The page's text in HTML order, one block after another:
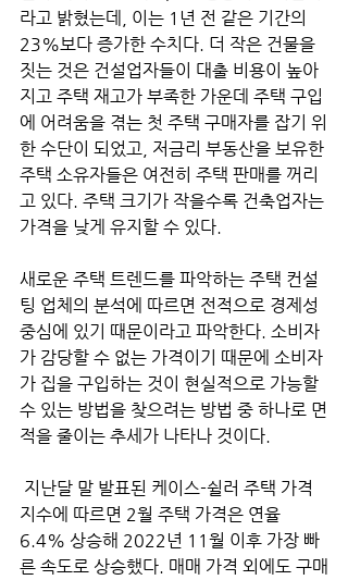
라고 밝혔는데, 이는 1년 전 같은 기간의
23%보다 증가한 수치다. 더 작은 건물을
짓는 것은 건설업자들이 대출 비용이 높아
지고 주택 재고가 부족한 가운데 주택 구입
에 어려움을 겪는 첫 주택 구매자를 잡기 위
한 수단이 되었고, 저금리 부동산을 보유한
주택 소유자들은 여전히 주택 판매를 꺼리
고 있다. 주택 크기가 작을수록 건축업자는
가격을 낮게 유지할 수 있다.
새로운 주택 트렌드를 파악하는 주택 컨설
팅 업체의 분석에 따르면 전적으로 경제성
중심에 있기 때문이라고 파악한다. 소비자
가 감당할 수 없는 가격이기 때문에 소비자
가 집을 구입하는 것이 현실적으로 가능할
수 있는 방법을 찾으려는 방법 중 하나로 면
적을 줄이는 추세가 나타나 것이다.
지수에 따르면 2월 주택 가격은 연율
6.4% 상승해 2022년 11월 이후 가장 빠
른 속도로 상승했다. 매매 가격 외에도 구매